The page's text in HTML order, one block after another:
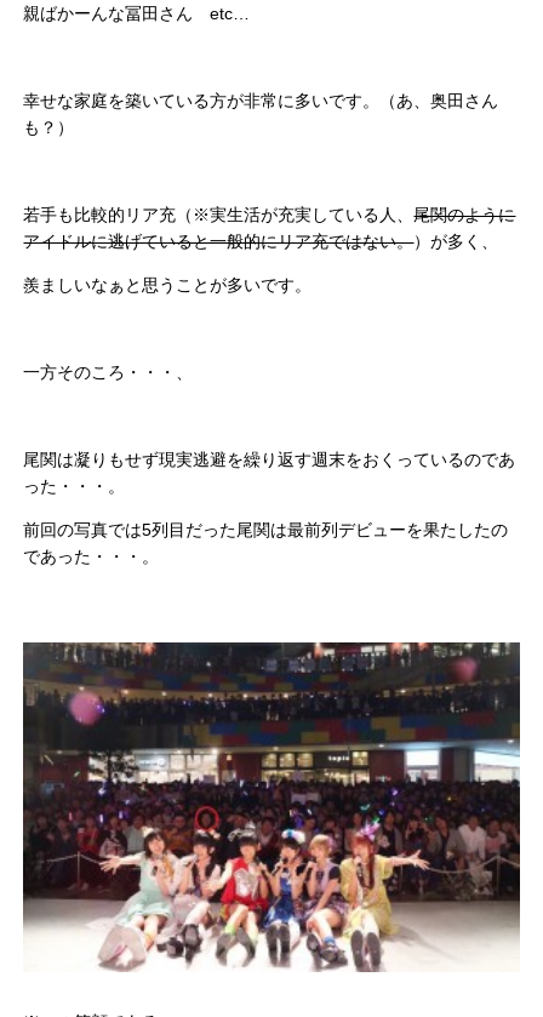
親ばかーんな冨田さん etc…
幸せな家庭を築いている方が非常に多いです。（あ、奥田さん
も？）
若手も比較的リア充（※実生活が充実している人、尾関のように
アイドルに逃げていると一般的にリア充ではない。）が多く、
羨ましいなぁと思うことが多いです。
一方そのころ・・・、
尾関は凝りもせず現実逃避を繰り返す週末をおくっているのであ
った・・・。
前回の写真では5列目だった尾関は最前列デビューを果たしたの
であった・・・。